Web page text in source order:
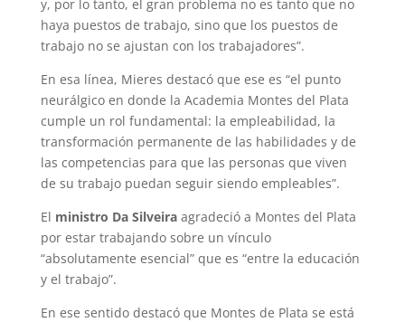
y, por lo tanto, el gran problema no es tanto que no
haya puestos de trabajo, sino que los puestos de
trabajo no se ajustan con los trabajadores”.
En esa línea, Mieres destacó que ese es “el punto
neurálgico en donde la Academia Montes del Plata
cumple un rol fundamental: la empleabilidad, la
transformación permanente de las habilidades y de
las competencias para que las personas que viven
de su trabajo puedan seguir siendo empleables”.
El ministro Da Silveiraagradeció a Montes del Plata
por estar trabajando sobre un vínculo
“absolutamente esencial” que es “entre la educación
y el trabajo”.
En ese sentido destacó que Montes de Plata se está